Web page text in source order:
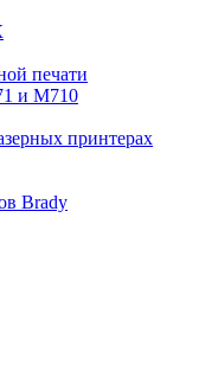
печати
и M710
принтерах
Brady